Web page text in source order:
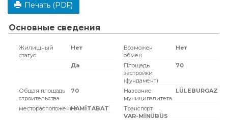
Печать (PDF)
Основные сведения
Жилищный
статус
Нет
Возможен
обмен
Нет
Да
Площадь
застройки
(фундамент)
70
Общая площадь
строительства
70
Название
муниципалитета
LÜLEBURGAZ
месторасположениеHAMİTABAT
Транспорт
VAR-MİNÜBÜS